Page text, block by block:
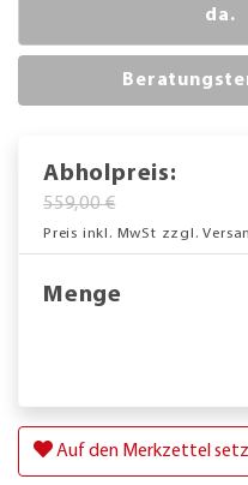
da.
Abholpreis:
559,00 €
Preis inkl. MwSt zzgl.
Menge
Auf den Merkzettel